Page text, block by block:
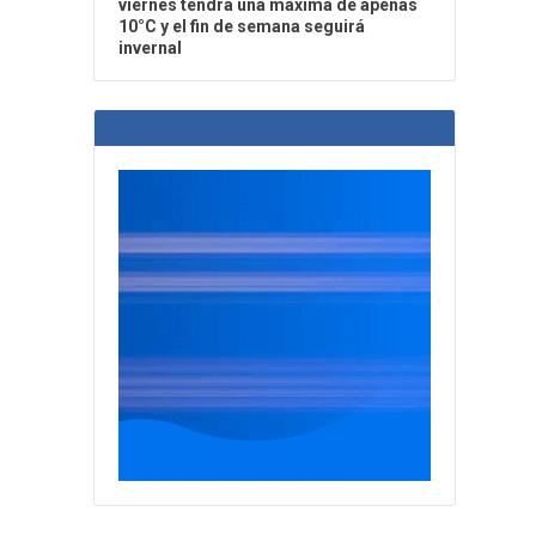
viernes tendrá una máxima de apenas
10°C y el fin de semana seguirá
invernal